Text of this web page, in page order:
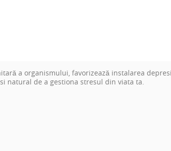
a organismului, favorizează instalarea
natural de a gestiona stresul din viata ta.